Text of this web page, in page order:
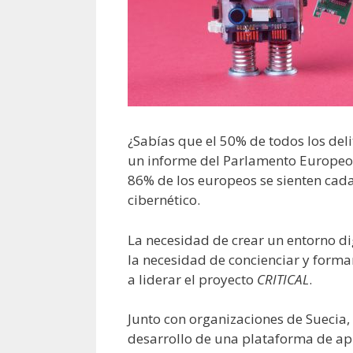
¿Sabías que el 50% de todos los
un informe del Parlamento
86% de los europeos se sienten
cibernético.
La necesidad de crear un entorno
la necesidad de concienciar y
a liderar el proyecto CRITICAL.
Junto con organizaciones de
desarrollo de una plataforma de